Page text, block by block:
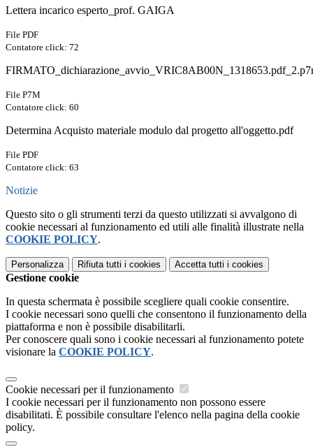
Lettera incarico esperto_prof. GAIGA
File PDF
Contatore click: 72
File P7M
Contatore click: 60
Determina Acquisto materiale modulo dal progetto all'oggetto.pdf
File PDF
Contatore click: 63
Notizie
Questo sito o gli strumenti terzi da questo utilizzati si avvalgono di
cookie necessari al funzionamento ed utili alle finalità illustrate nella
COOKIE POLICY.
Personalizza Rifiuta tutti i cookies Accetta tutti i cookies
Gestione cookie
In questa schermata è possibile scegliere quali cookie consentire.
I cookie necessari sono quelli che consentono il funzionamento della
piattaforma e non è possibile disabilitarli.
Per conoscere quali sono i cookie necessari al funzionamento potete
visionare la COOKIE POLICY.
Cookie necessari per il funzionamento
I cookie necessari per il funzionamento non possono essere
disabilitati. È possibile consultare l'elenco nella pagina della cookie
policy.